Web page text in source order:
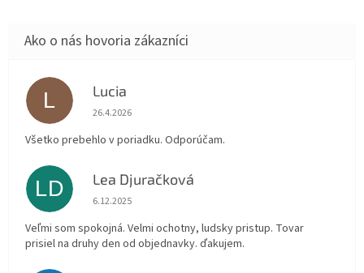
L Lucia
Hodnotenie obchodu je 5 z 5 hviezdičiek.
26.4.2026
Všetko prebehlo v poriadku. Odporúčam.
LD Lea Djuračková
Hodnotenie obchodu je 5 z 5 hviezdičiek.
6.12.2025
Veľmi som spokojná. Velmi ochotny, ludsky pristup. Tovar
prisiel na druhy den od objednavky. ďakujem.